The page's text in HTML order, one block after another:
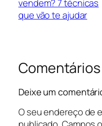
vendem? 7 técnicas
que vão te ajudar
Comentários
Deixe um
O seu endereço de